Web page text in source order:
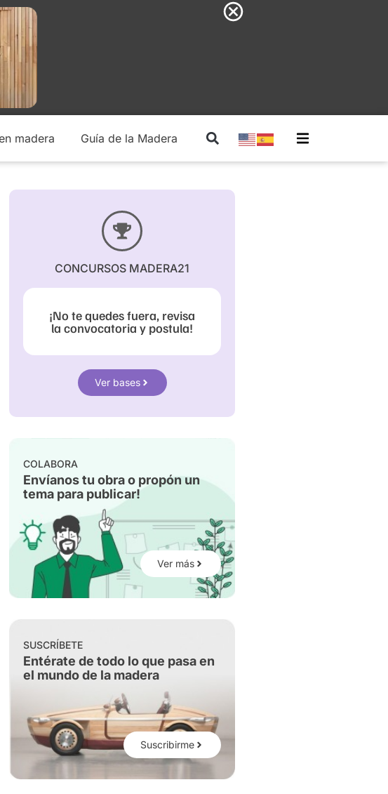
madera Guía de la Madera
CONCURSOS MADERA21
¡No te quedes fuera, revisa
la convocatoria y postula!
Ver bases
COLABORA
Envíanos tu obra o propón un
tema para publicar!
Ver más
SUSCRÍBETE
Entérate de todo lo que pasa en
el mundo de la madera
Suscribirme